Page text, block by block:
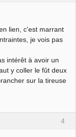
lien, c'est marrant
je vois pas
intérêt à avoir un
y coller le fût deux
sur la tireuse
4